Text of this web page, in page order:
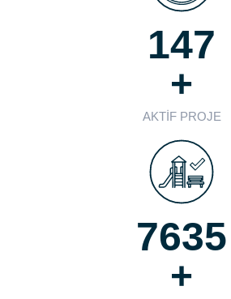
147
+
AKTIF PROJE
7635
+